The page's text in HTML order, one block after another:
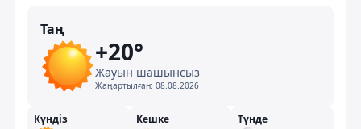
Таң
+20°
Жауын шашынсыз
Жаңартылған: 08.08.2026
Күндіз Кешке Түнде